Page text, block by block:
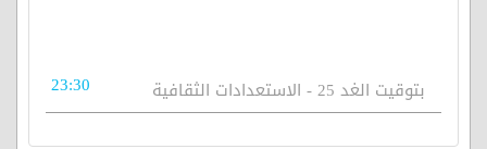
بتوقيت الغد 25 - الاستعدادات الثقافية 23:30